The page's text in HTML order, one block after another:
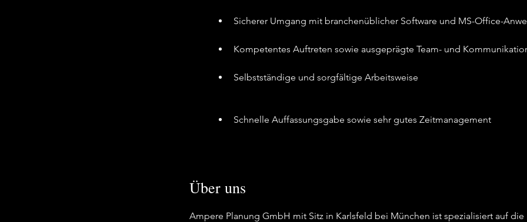
Kompetentes Auftreten sowie ausgeprägte Team- und
Selbstständige und sorgfältige Arbeitsweise
Schnelle Auffassungsgabe sowie sehr gutes Zeitmanagement
Über uns
Ampere Planung GmbH mit Sitz in Karlsfeld bei München ist spezialisiert auf